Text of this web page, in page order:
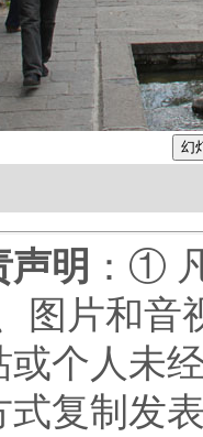
明 ：①
图片和音
个人未
复制发